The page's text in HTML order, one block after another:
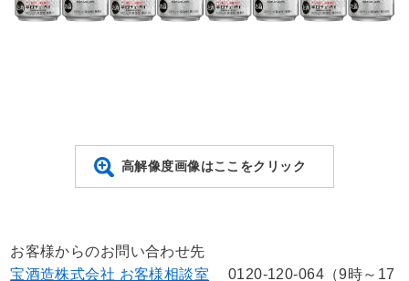
高解像度画像はここをクリック
お客様からのお問い合わせ先
宝酒造株式会社 お客様相談室 0120-120-064（9時～17